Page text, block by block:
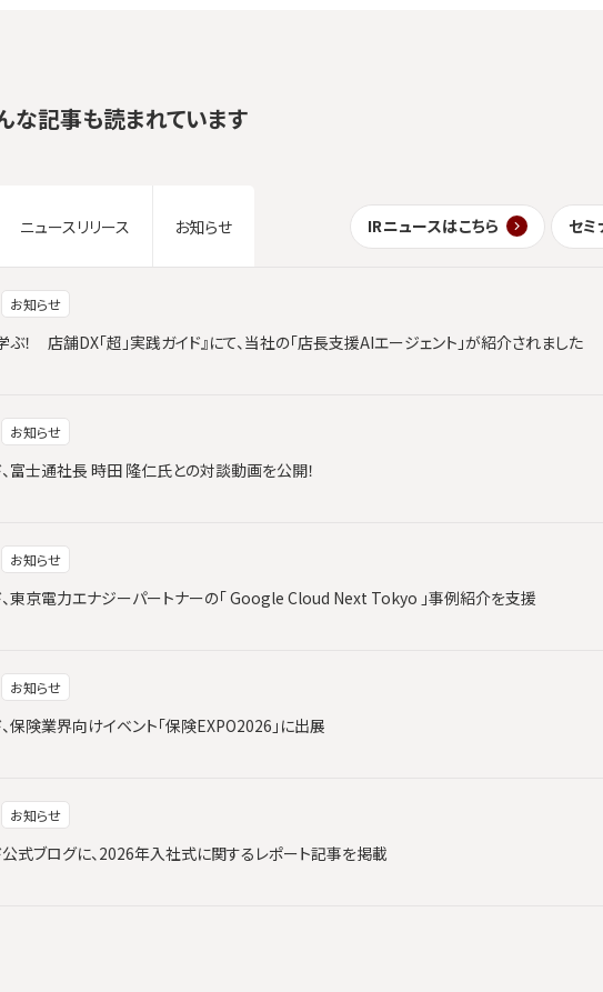
な記事も読まれています
ニュースリリース お知らせ IRニュースはこちら セミ
お知らせ
ぶ！ 店舗DX「超」実践ガイド』にて、当社の「店長支援AIエージェント」が紹介されました
お知らせ
、富士通社長 時田 隆仁氏との対談動画を公開！
お知らせ
、東京電力エナジーパートナーの「 Google Cloud Next Tokyo 」事例紹介を支援
お知らせ
、保険業界向けイベント「保険EXPO2026」に出展
お知らせ
公式ブログに、2026年入社式に関するレポート記事を掲載